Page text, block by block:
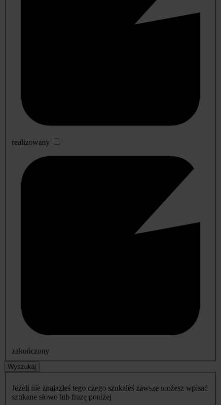
realizowany
zakończony
Wyszukaj
Jeżeli nie znalazłeś tego czego szukałeś zawsze możesz wpisać
szukane słowo lub frazę poniżej